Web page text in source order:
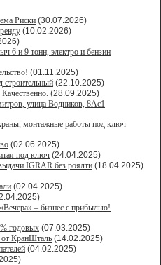
Риски (30.07.2026)
(10.02.2026)
6 и 9 тонн, электро и бензин
(01.11.2025)
строительный (22.10.2025)
(28.09.2025)
улица Водников, 8Ас1
монтажные работы под ключ
(02.06.2025)
под ключ (24.04.2025)
IGRAR без роялти (18.04.2025)
(02.04.2025)
– бизнес с прибылью!
годовых (07.03.2025)
от КранШталь (14.02.2025)
(04.02.2025)